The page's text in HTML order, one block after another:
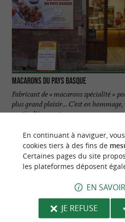
Macarons du Pays Basque
Fabricant de « macarons spécialité »
plus grand plaisir… C’est en
particulièrement ...
3,1 km - Saint-Jean-Pied-de-
NOUS AVONS
En continuant à naviguer,
cookies tiers à des fins de
Certaines pages du site
les plateformes déposent
EN
JE REFUSE